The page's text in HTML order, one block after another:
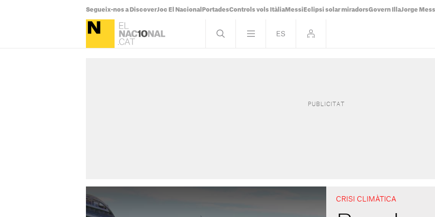
Segueix-nos a DiscoverJoc El Nacional PortadesControls vols Itàlia Messi Eclipsi solar miradorsGovern IllaJorge
CRISI CLIMÀTICA